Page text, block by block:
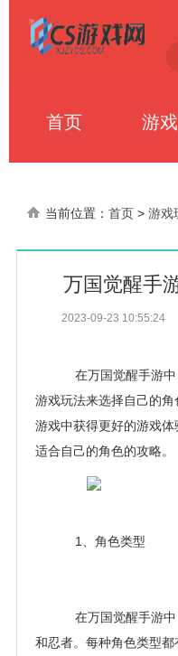
首页 游
当前位置： 首页 > 游戏
万国觉醒手
2023-09-23 10:55:24
在万国觉醒手游中
游戏玩法来选择自己的
游戏中获得更好的游戏
适合自己的角色的攻略。
1、角色类型
在万国觉醒手游中
和忍者。每种角色类型